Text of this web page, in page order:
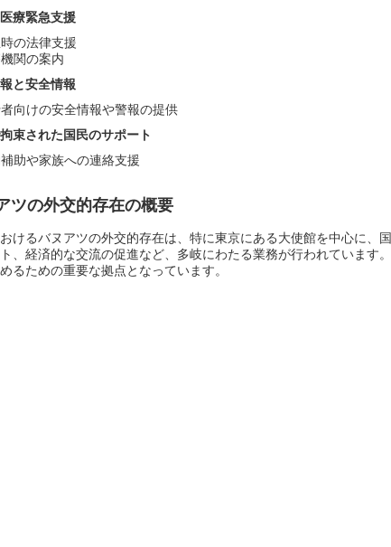
療緊急支援
の法律支援
関の案内
と安全情報
向けの安全情報や警報の提供
束された国民のサポート
助や家族への連絡支援
ツの外交的存在の概要
けるバヌアツの外交的存在は、特に東京にある大使館を中心に
、経済的な交流の促進など、多岐にわたる業務が行われていま
るための重要な拠点となっています。